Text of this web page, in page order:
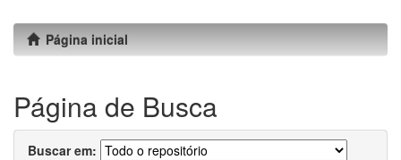
Página inicial
Página de Busca
Buscar em: